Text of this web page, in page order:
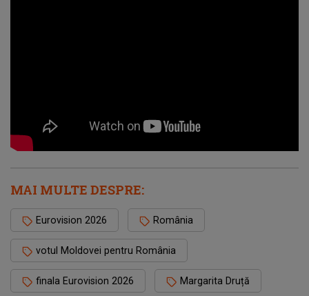
MAI MULTE DESPRE:
Eurovision 2026 România
votul Moldovei pentru România
finala Eurovision 2026 Margarita Druță